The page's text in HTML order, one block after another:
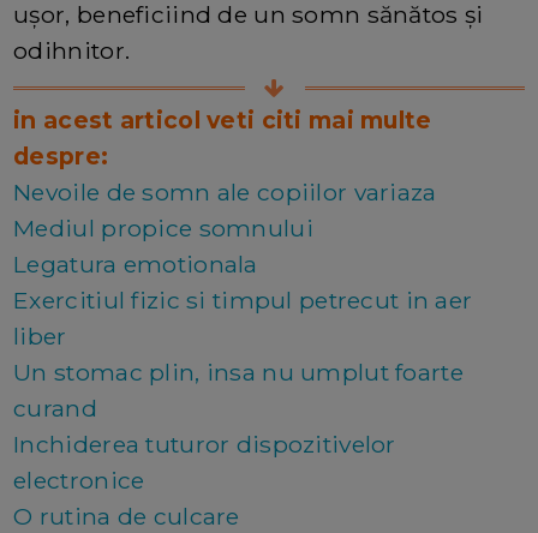
ușor, beneficiind de un somn sănătos și
odihnitor.
in acest articol veti citi mai multe
despre:
Nevoile de somn ale copiilor variaza
Mediul propice somnului
Legatura emotionala
Exercitiul fizic si timpul petrecut in aer
liber
Un stomac plin, insa nu umplut foarte
curand
Inchiderea tuturor dispozitivelor
electronice
O rutina de culcare